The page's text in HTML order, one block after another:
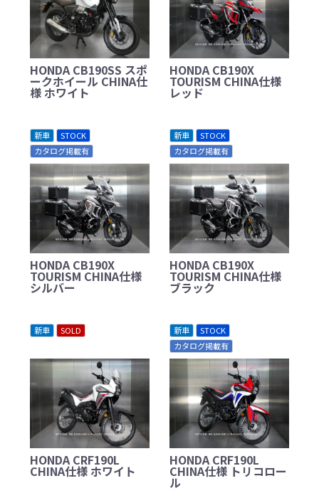
HONDA CB190SS スポ
ークホイール CHINA仕
様 ホワイト
HONDA CB190X
TOURISM CHINA仕様
レッド
新車
STOCK
カタログ掲載有
HONDA CB190X
TOURISM CHINA仕様
シルバー
新車
STOCK
カタログ掲載有
HONDA CB190X
TOURISM CHINA仕様
ブラック
新車 SOLD
HONDA CRF190L
CHINA仕様 ホワイト
新車
STOCK
カタログ掲載有
HONDA CRF190L
CHINA仕様 トリコロー
ル